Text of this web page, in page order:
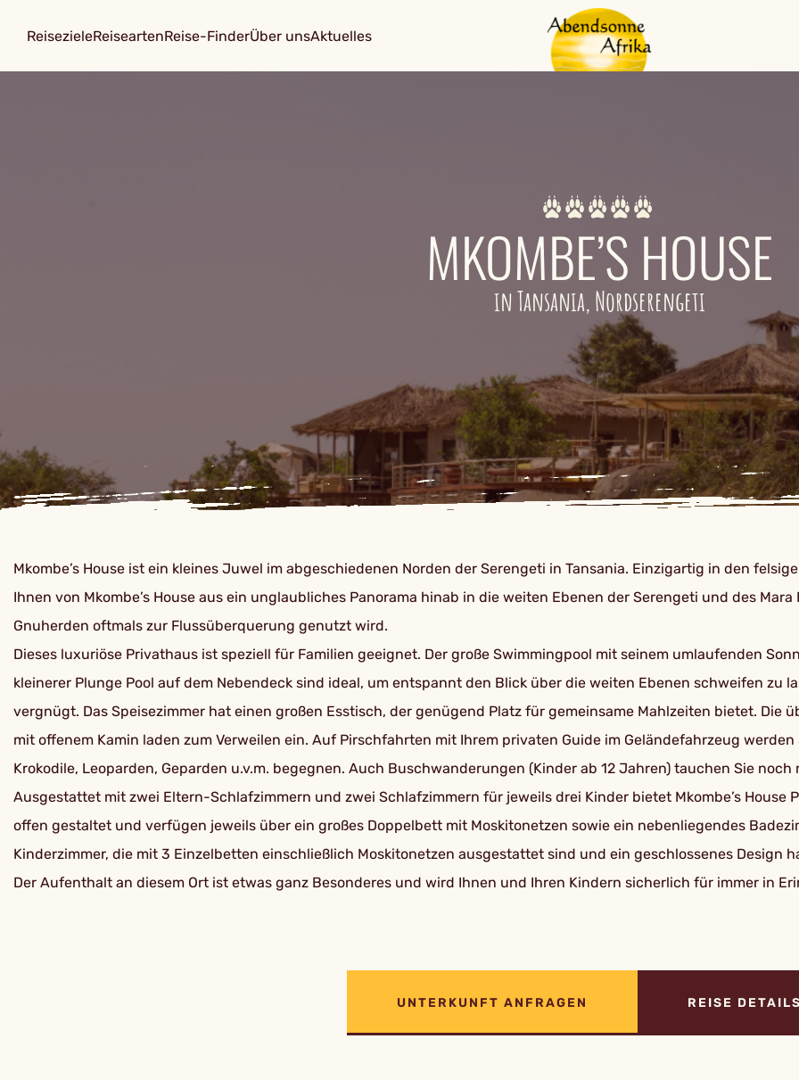
ReisezieleReiseartenReise-FinderÜber unsAktuelles
MKOMBE’S HOUSE
in Tansania, Nordserengeti
Mkombe’s House ist ein kleines Juwel im abgeschiedenen Norden der Serengeti in Tansania. Einzigartig in den
Ihnen von Mkombe’s House aus ein unglaubliches Panorama hinab in die weiten Ebenen der Serengeti und des
Gnuherden oftmals zur Flussüberquerung genutzt wird.
Dieses luxuriöse Privathaus ist speziell für Familien geeignet. Der große Swimmingpool mit seinem umlaufenden
kleinerer Plunge Pool auf dem Nebendeck sind ideal, um entspannt den Blick über die weiten Ebenen schweifen zu
vergnügt. Das Speisezimmer hat einen großen Esstisch, der genügend Platz für gemeinsame Mahlzeiten bietet. Die
mit offenem Kamin laden zum Verweilen ein. Auf Pirschfahrten mit Ihrem privaten Guide im Geländefahrzeug
Krokodile, Leoparden, Geparden u.v.m. begegnen. Auch Buschwanderungen (Kinder ab 12 Jahren) tauchen Sie
Ausgestattet mit zwei Eltern-Schlafzimmern und zwei Schlafzimmern für jeweils drei Kinder bietet Mkombe’s House
offen gestaltet und verfügen jeweils über ein großes Doppelbett mit Moskitonetzen sowie ein nebenliegendes
Kinderzimmer, die mit 3 Einzelbetten einschließlich Moskitonetzen ausgestattet sind und ein geschlossenes Design
Der Aufenthalt an diesem Ort ist etwas ganz Besonderes und wird Ihnen und Ihren Kindern sicherlich für immer in
UNTERKUNFT ANFRAGEN REISE